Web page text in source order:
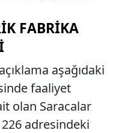
FABRIKA
aşağıdaki
faaliyet
olan Saracalar
adresindeki